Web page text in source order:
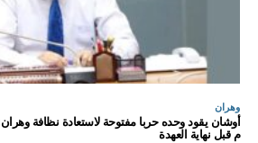
وهران
أوشان يقود وحده حربا مفتوحة لاستعادة نظافة
م قبل نهاية العهدة